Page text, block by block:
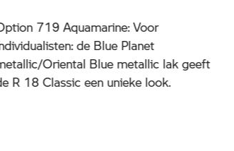
719 Aquamarine: Voor
de Blue Planet
Oriental Blue metallic lak geeft
R 18 Classic een unieke look.